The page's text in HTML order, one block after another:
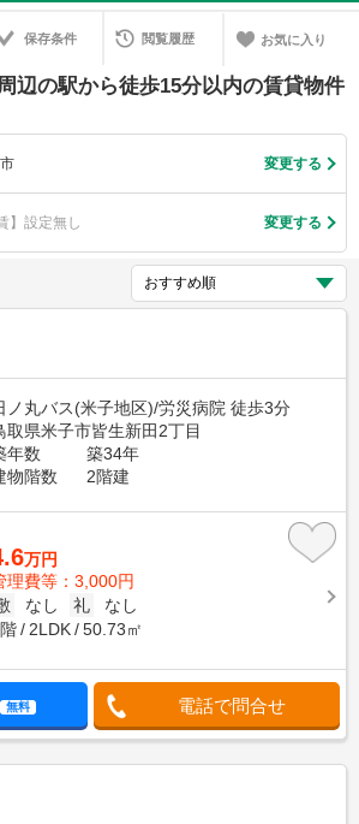
保存条件 閲覧履歴 お気に入り
辺の駅から徒歩15分以内の賃貸物件
変更する
】設定無し 変更する
ノ丸バス(米子地区)/労災病院 徒歩3分
取県米子市皆生新田2丁目
年数
築34年
物階数
2階建
万円
理費等：3,000円
なし 礼
なし
2LDK 50.73㎡
無料 電話で問合せ